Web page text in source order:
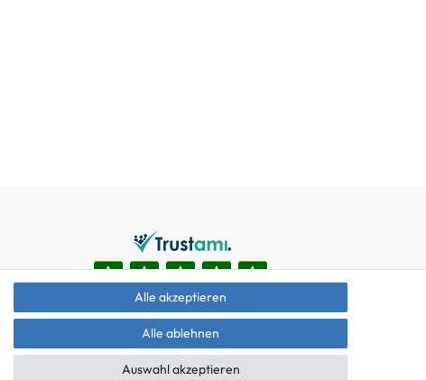
Alle akzeptieren
Alle ablehnen
Auswahl akzeptieren